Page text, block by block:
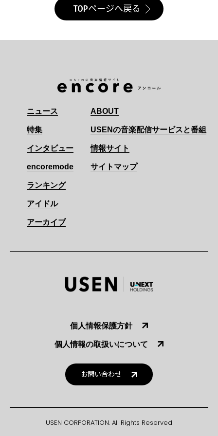
TOPページへ戻る
ニュース
特集
インタビュー
encoremode
ランキング
アイドル
アーカイブ
ABOUT
USENの音楽配信サービスと番組
情報サイト
サイトマップ
個人情報保護方針
個人情報の取扱いについて
お問い合わせ
USEN CORPORATION. All Rights Reserved